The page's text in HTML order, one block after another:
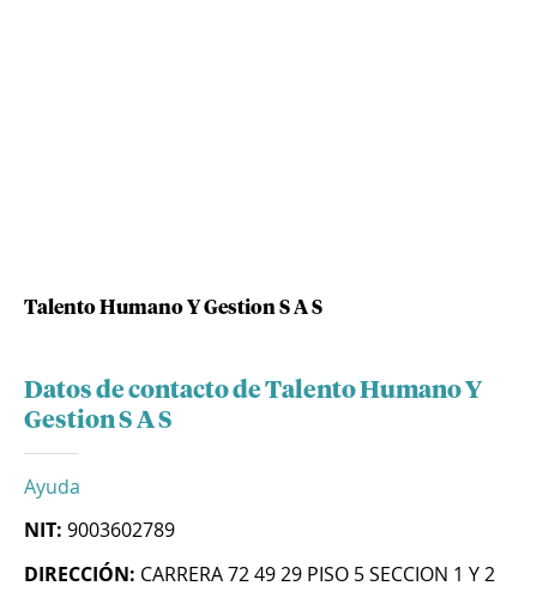
Talento Humano Y Gestion S A S
Datos de contacto de Talento Humano Y
Gestion S A S
Ayuda
NIT: 9003602789
DIRECCIÓN: CARRERA 72 49 29 PISO 5 SECCION 1 Y 2